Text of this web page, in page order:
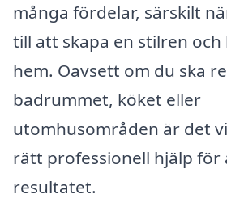
många fördelar, särskilt
till att skapa en stilren
hem. Oavsett om du ska
badrummet, köket eller
utomhusområden är det
rätt professionell hjälp för
resultatet.